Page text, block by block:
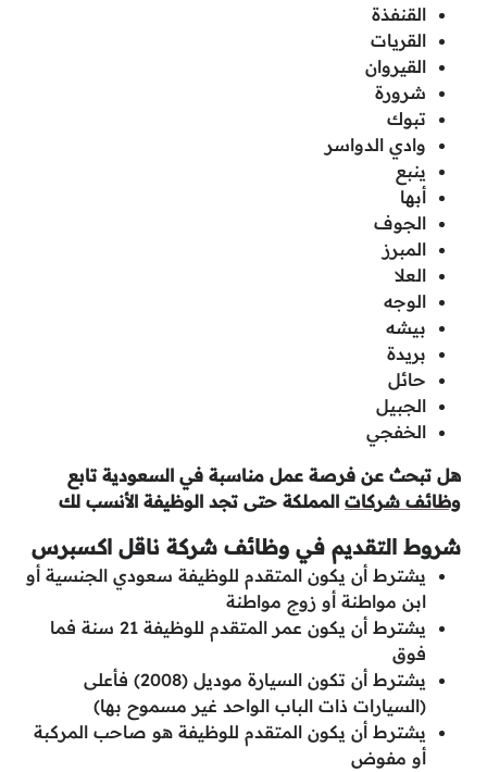
القنفذة
القريات
القيروان
شرورة
تبوك
وادي الدواسر
ينبع
أبها
الجوف
المبرز
العلا
الوجه
بيشه
بريدة
حائل
الجبيل
الخفجي
هل تبحث عن فرصة عمل مناسبة في السعودية تابع
وظائف شركات المملكة حتى تجد الوظيفة الأنسب لك
شروط التقديم في وظائف شركة ناقل اكسبرس
يشترط أن يكون المتقدم للوظيفة سعودي الجنسية أو
ابن مواطنة أو زوج مواطنة
يشترط أن يكون عمر المتقدم للوظيفة 21 سنة فما
فوق
يشترط أن تكون السيارة موديل (2008) فأعلى
(السيارات ذات الباب الواحد غير مسموح بها)
يشترط أن يكون المتقدم للوظيفة هو صاحب المركبة
أو مفوض